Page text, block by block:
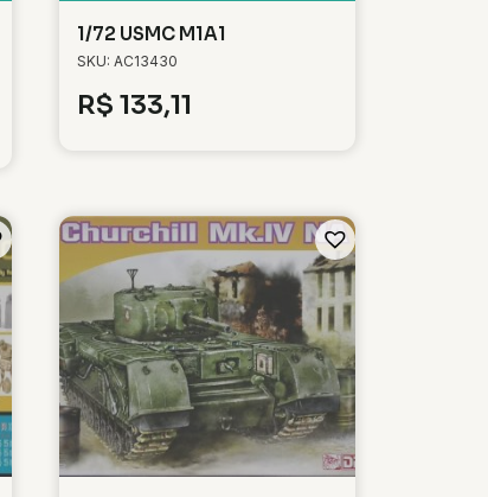
1/72 USMC M1A1
SKU: AC13430
R$ 133,11